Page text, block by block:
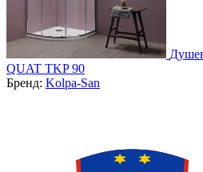
QUAT TKP 90
Бренд: Kolpa-San